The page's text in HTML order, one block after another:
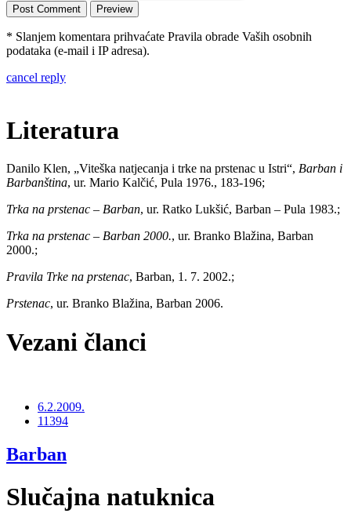
* Slanjem komentara prihvaćate Pravila obrade Vaših osobnih
podataka (e-mail i IP adresa).
cancel reply
Literatura
Danilo Klen, „Viteška natjecanja i trke na prstenac u Istri“, Barban i
Barbanština, ur. Mario Kalčić, Pula 1976., 183-196;
Trka na prstenac – Barban, ur. Ratko Lukšić, Barban – Pula 1983.;
Trka na prstenac – Barban 2000., ur. Branko Blažina, Barban
2000.;
Pravila Trke na prstenac, Barban, 1. 7. 2002.;
Prstenac, ur. Branko Blažina, Barban 2006.
Vezani članci
6.2.2009.
11394
Barban
Slučajna natuknica